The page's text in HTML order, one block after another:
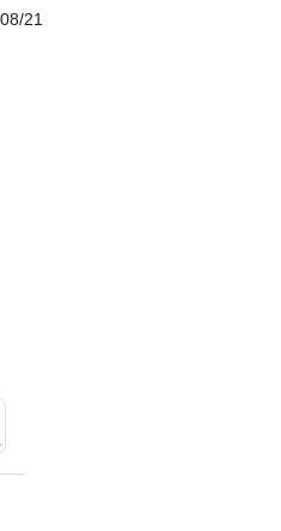
年譜と黒人関係史事項）増補版 あ
21